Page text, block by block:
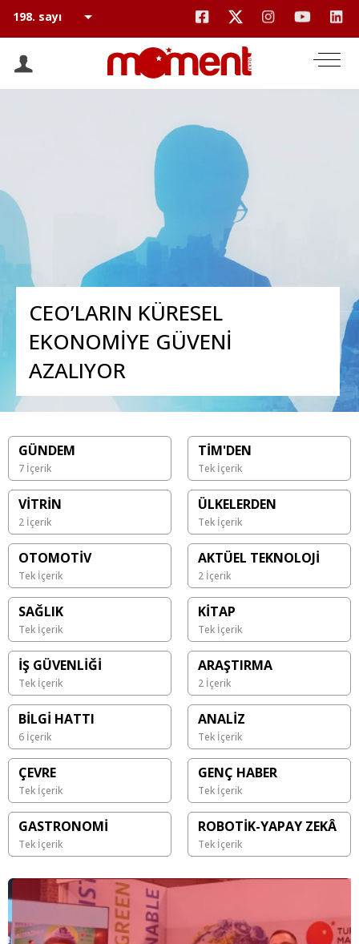
CEO’LARIN KÜRESEL
EKONOMİYE GÜVENİ
AZALIYOR
GÜNDEM
7 İçerik
TİM'DEN
Tek İçerik
VİTRİN
2 İçerik
ÜLKELERDEN
Tek İçerik
OTOMOTİV
Tek İçerik
AKTÜEL TEKNOLOJİ
2 İçerik
SAĞLIK
Tek İçerik
KİTAP
Tek İçerik
İŞ GÜVENLİĞİ
Tek İçerik
ARAŞTIRMA
2 İçerik
BİLGİ HATTI
6 İçerik
ANALİZ
Tek İçerik
ÇEVRE
Tek İçerik
GENÇ HABER
Tek İçerik
GASTRONOMİ
Tek İçerik
ROBOTİK-YAPAY ZEKÂ
Tek İçerik